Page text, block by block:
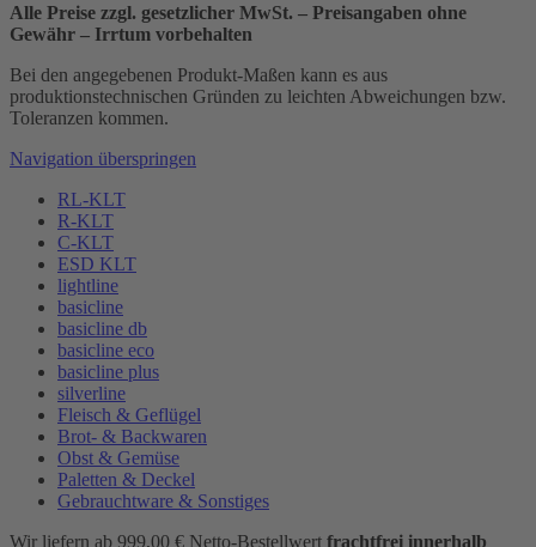
Alle Preise zzgl. gesetzlicher MwSt. – Preisangaben ohne
Gewähr – Irrtum vorbehalten
Bei den angegebenen Produkt-Maßen kann es aus
produktionstechnischen Gründen zu leichten Abweichungen bzw.
Toleranzen kommen.
Navigation überspringen
RL-KLT
R-KLT
C-KLT
ESD KLT
lightline
basicline
basicline db
basicline eco
basicline plus
silverline
Fleisch & Geflügel
Brot- & Backwaren
Obst & Gemüse
Paletten & Deckel
Gebrauchtware & Sonstiges
Wir liefern ab 999,00 € Netto-Bestellwert frachtfrei innerhalb